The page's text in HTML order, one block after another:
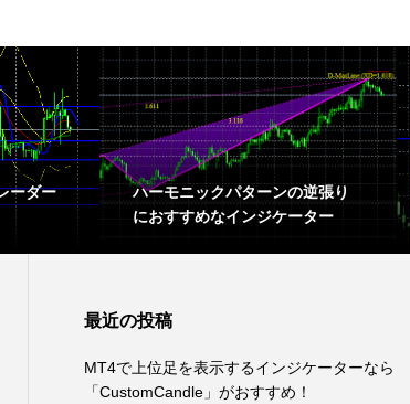
ーダー
ハーモニックパターンの逆張り
におすすめなインジケーター
最近の投稿
MT4で上位足を表示するインジケーターなら
「CustomCandle」がおすすめ！